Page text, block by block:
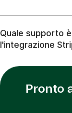
Quale supporto
l'integrazione
Pronto